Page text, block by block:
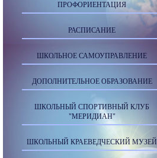
ПРОФОРИЕНТАЦИЯ
РАСПИСАНИЕ
ШКОЛЬНОЕ САМОУПРАВЛЕНИЕ
ДОПОЛНИТЕЛЬНОЕ ОБРАЗОВАНИЕ
ШКОЛЬНЫЙ СПОРТИВНЫЙ КЛУБ
"МЕРИДИАН"
ШКОЛЬНЫЙ КРАЕВЕДЧЕСКИЙ МУЗЕЙ